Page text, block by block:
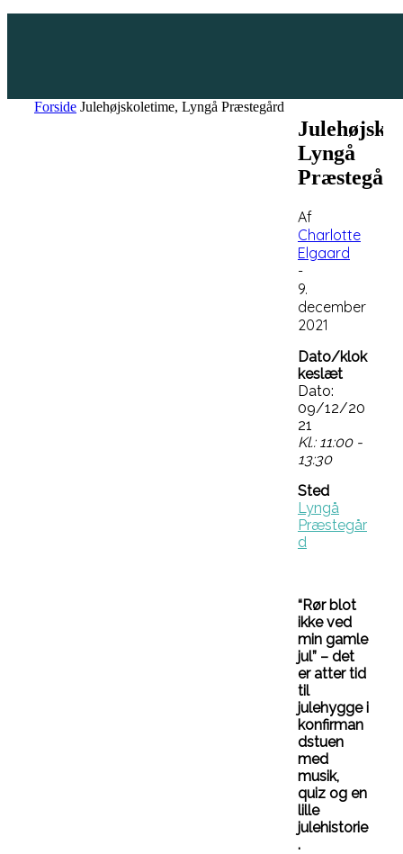
Forside Julehøjskoletime, Lyngå Præstegård
Lyngå
Af
Charlotte
Elgaard
-
9.
december
2021
Dato/klok
keslæt
Dato:
09/12/20
21
Kl.: 11:00 -
13:30
Sted
Lyngå
Præstegår
d
“Rør blot
ikke ved
min gamle
jul” – det
er atter tid
til
julehygge i
konfirman
dstuen
med
musik,
quiz og en
lille
julehistorie
.